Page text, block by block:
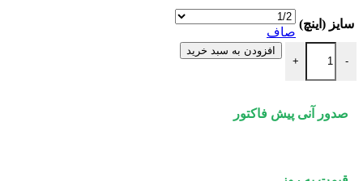
سایز (اینچ)
صاف
-
پل گالوانیزه توپی برزیل عدد
+
افزودن به سبد خرید
صدور آنی پیش فاکتور